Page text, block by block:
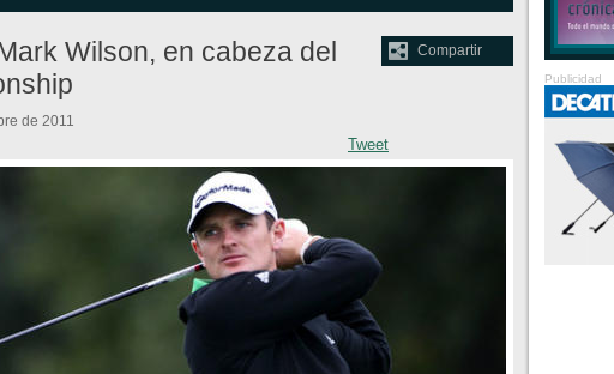
Compartir
Wilson, en cabeza del
Tweet
de 2011
Publicidad